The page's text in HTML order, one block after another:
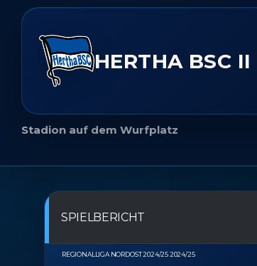
HERTHA BSC II
Stadion auf dem Wurfplatz
SPIELBERICHT
REGIONALLIGA NORDOST 2024/25 2024/25